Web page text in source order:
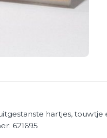
hartjes, touwtje
621695